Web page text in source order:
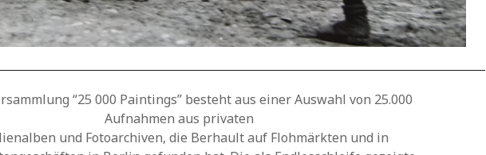
“25 000 Paintings” besteht aus einer Auswahl von 25.000
Aufnahmen aus privaten
und Fotoarchiven, die Berhault auf Flohmärkten und in